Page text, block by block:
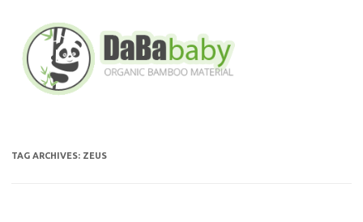
content
TAG ARCHIVES: ZEUS